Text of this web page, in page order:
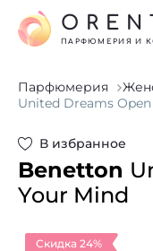
ПАРФЮМЕРИЯ И
Парфюмерия
United Dreams
В избранное
Benetton
Your Mind
Скидка 24%